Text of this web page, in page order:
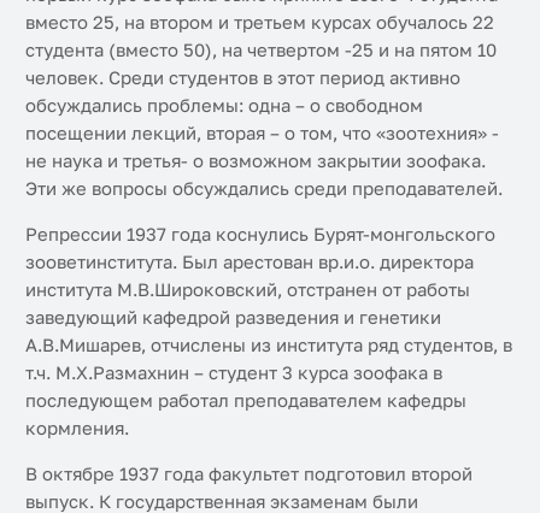
вместо 25, на втором и третьем курсах обучалось 22
студента (вместо 50), на четвертом -25 и на пятом 10
человек. Среди студентов в этот период активно
обсуждались проблемы: одна – о свободном
посещении лекций, вторая – о том, что «зоотехния» -
не наука и третья- о возможном закрытии зоофака.
Эти же вопросы обсуждались среди преподавателей.
Репрессии 1937 года коснулись Бурят-монгольского
зооветинститута. Был арестован вр.и.о. директора
института М.В.Широковский, отстранен от работы
заведующий кафедрой разведения и генетики
А.В.Мишарев, отчислены из института ряд студентов, в
т.ч. М.Х.Размахнин – студент 3 курса зоофака в
последующем работал преподавателем кафедры
кормления.
В октябре 1937 года факультет подготовил второй
выпуск. К государственная экзаменам были